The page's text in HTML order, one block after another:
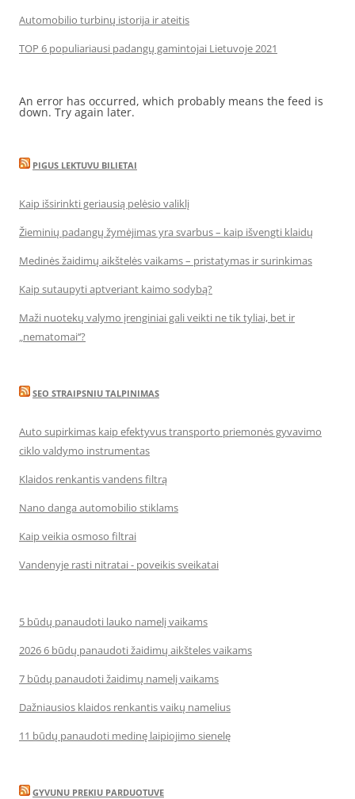
Automobilio turbinų istorija ir ateitis
TOP 6 populiariausi padangų gamintojai Lietuvoje 2021
An error has occurred, which probably means the feed is
down. Try again later.
PIGUS LEKTUVU BILIETAI
Kaip išsirinkti geriausią pelėsio valiklį
Žieminių padangų žymėjimas yra svarbus – kaip išvengti klaidų
Medinės žaidimų aikštelės vaikams – pristatymas ir surinkimas
Kaip sutaupyti aptveriant kaimo sodybą?
Maži nuotekų valymo įrenginiai gali veikti ne tik tyliai, bet ir
„nematomai‘‘?
SEO STRAIPSNIU TALPINIMAS
Auto supirkimas kaip efektyvus transporto priemonės gyvavimo
ciklo valdymo instrumentas
Klaidos renkantis vandens filtrą
Nano danga automobilio stiklams
Kaip veikia osmoso filtrai
Vandenyje rasti nitratai - poveikis sveikatai
5 būdų panaudoti lauko namelį vaikams
2026 6 būdų panaudoti žaidimų aikšteles vaikams
7 būdų panaudoti žaidimų namelį vaikams
Dažniausios klaidos renkantis vaikų namelius
11 būdų panaudoti medinę laipiojimo sienelę
GYVUNU PREKIU PARDUOTUVE